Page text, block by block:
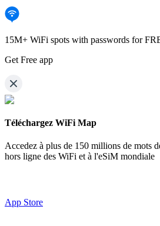
15M+ WiFi spots with passwords for
Get Free app
Téléchargez WiFi Map
Accedez à plus de 150 millions de mots
hors ligne des WiFi et à l'eSiM mondiale
App Store